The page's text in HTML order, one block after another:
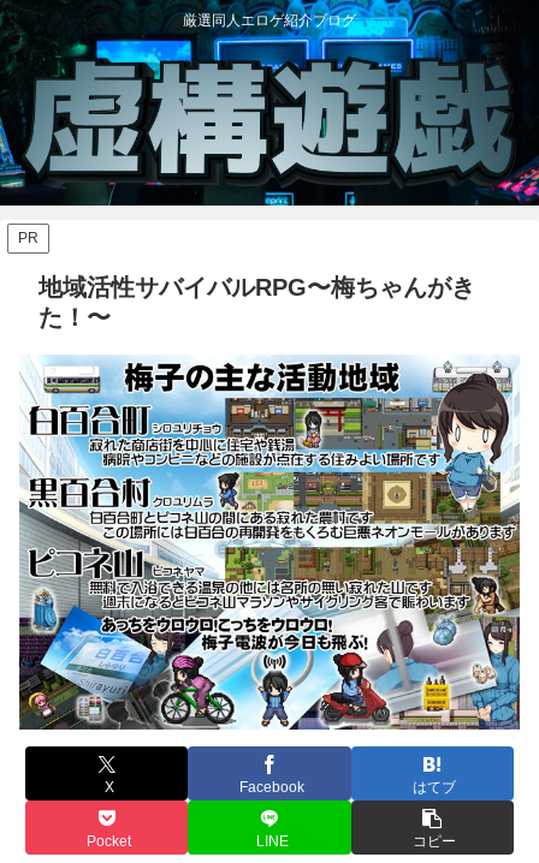
厳選同人エロゲ紹介ブログ
PR
地域活性サバイバルRPG〜梅ちゃんがき
た！〜
X Facebook はてブ
Pocket LINE コピー